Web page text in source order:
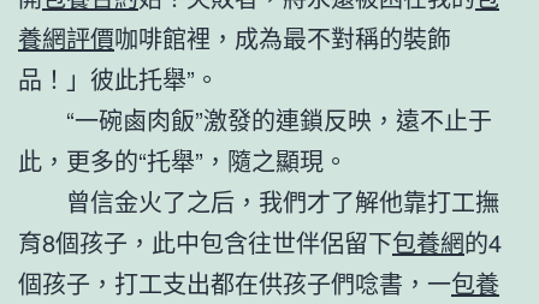
養網評價咖啡館裡，成為最不對稱的裝飾
品！」彼此托舉”。
“一碗鹵肉飯”激發的連鎖反映，遠不止于
此，更多的“托舉”，隨之顯現。
曾信金火了之后，我們才了解他靠打工撫
育8個孩子，此中包含往世伴侶留下包養網的4
個孩子，打工支出都在供孩子們唸書，一包養